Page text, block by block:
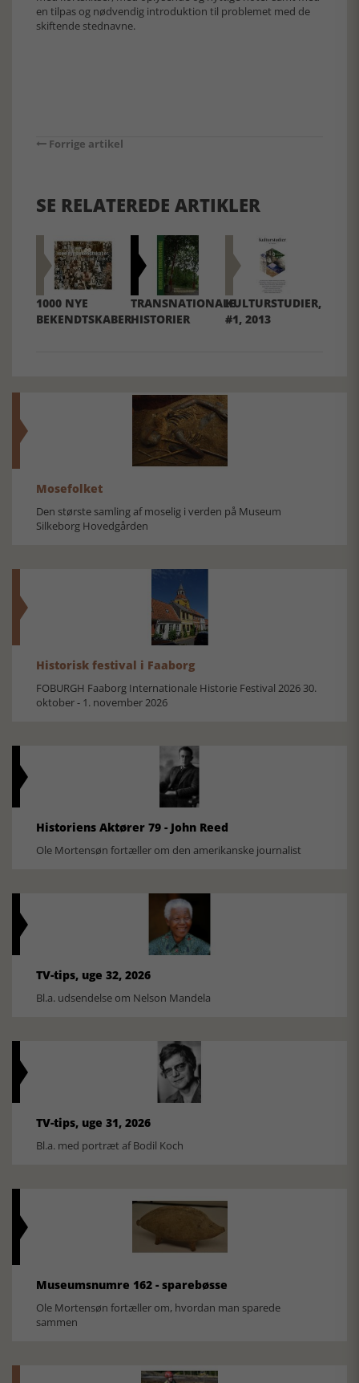
en tilpas og nødvendig introduktion til problemet med de
skiftende stednavne.
Forrige artikel
SE RELATEREDE ARTIKLER
1000 NYE
BEKENDTSKABER
TRANSNATIONALE
HISTORIER
KULTURSTUDIER,
#1, 2013
Mosefolket
Den største samling af moselig i verden på Museum
Silkeborg Hovedgården
Historisk festival i Faaborg
FOBURGH Faaborg Internationale Historie Festival 2026 30.
oktober - 1. november 2026
Historiens Aktører 79 - John Reed
Ole Mortensøn fortæller om den amerikanske journalist
TV-tips, uge 32, 2026
Bl.a. udsendelse om Nelson Mandela
TV-tips, uge 31, 2026
Bl.a. med portræt af Bodil Koch
Museumsnumre 162 - sparebøsse
Ole Mortensøn fortæller om, hvordan man sparede
sammen